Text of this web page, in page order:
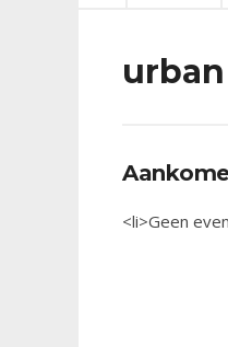
urban
<li>Geen